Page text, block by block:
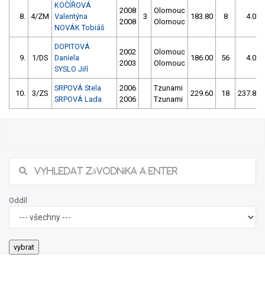
8. 4/ZM
KOČÍŘOVÁ
Valentýna
NOVÁK Tobiáš
2008
2008
3
Olomouc
Olomouc
183.80 8 4.00
9. 1/DS
DOPITOVÁ
Daniela
SYSLO Jiří
2002
2003
Olomouc
Olomouc
186.00 56 4.00
10. 3/ZS
SRPOVÁ Stela
SRPOVÁ Lada
2006
2006
Tzunami
Tzunami
229.60 18 237.80
Oddíl